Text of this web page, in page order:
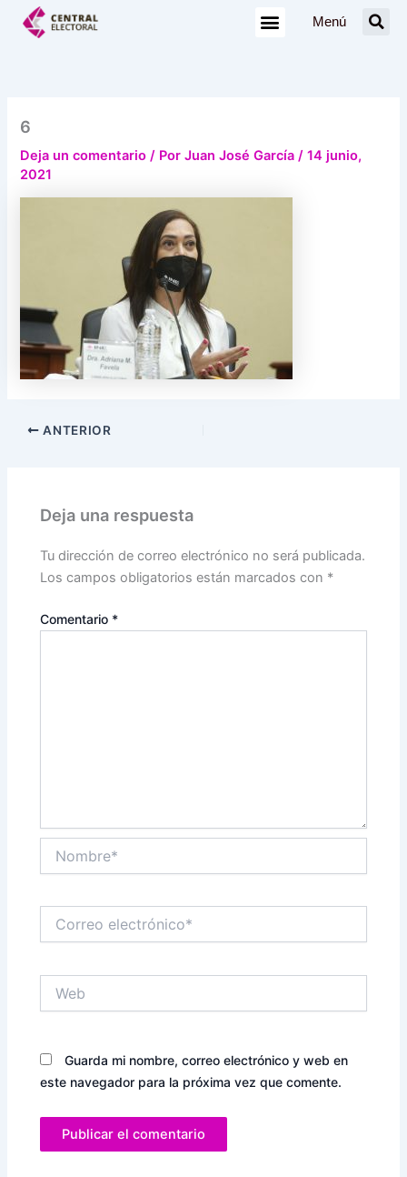
Menú
6
Deja un comentario / PorJuan José García/14 junio,
2021
ANTERIOR
Deja una respuesta
Tu dirección de correo electrónico no será publicada.
Los campos obligatorios están marcados con *
Comentario *
electrónico*
Guarda mi nombre, correo electrónico y web en
este navegador para la próxima vez que comente.